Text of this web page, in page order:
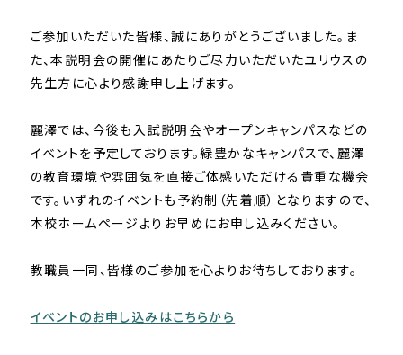
ご参加いただいた皆様、誠にありがとうございました。ま
た、本説明会の開催にあたりご尽力いただいたユリウスの
先生方に心より感謝申し上げます。
麗澤では、今後も入試説明会やオープンキャンパスなどの
イベントを予定しております。緑豊かなキャンパスで、麗澤
の教育環境や雰囲気を直接ご体感いただける貴重な機会
です。いずれのイベントも予約制（先着順）となりますので、
本校ホームページよりお早めにお申し込みください。
教職員一同、皆様のご参加を心よりお待ちしております。
イベントのお申し込みはこちらから